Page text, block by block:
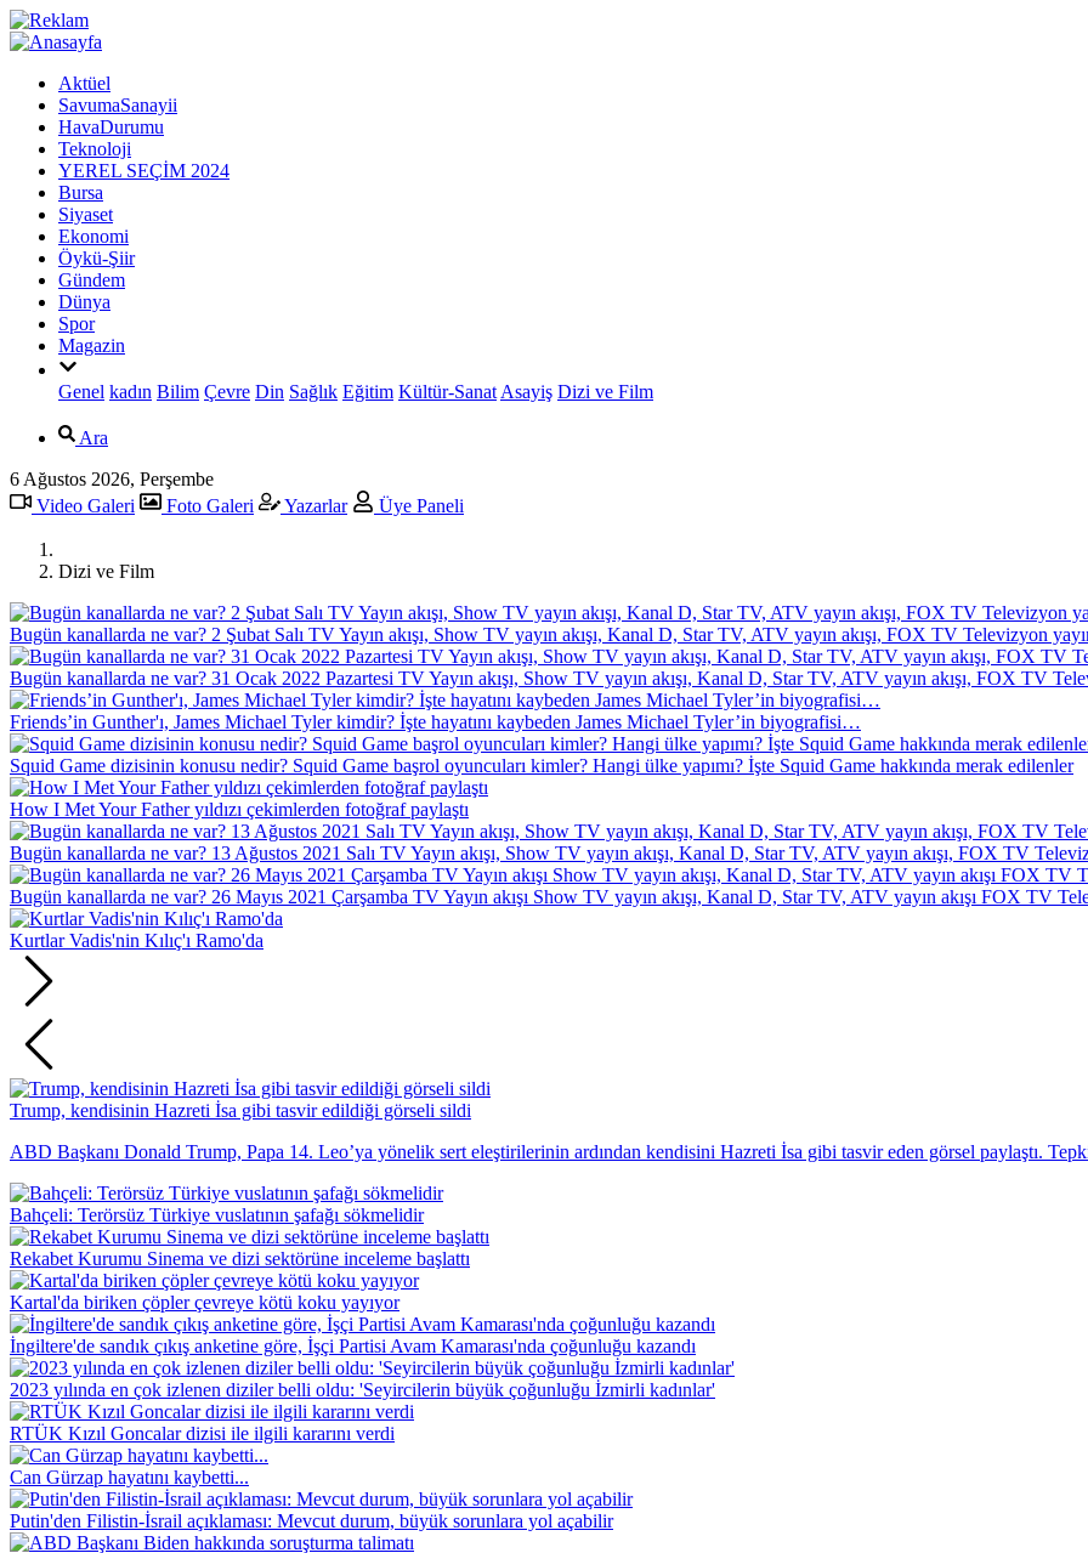
Aktüel
SavumaSanayii
HavaDurumu
Teknoloji
YEREL SEÇİM 2024
Bursa
Siyaset
Ekonomi
Öykü-Şiir
Gündem
Dünya
Spor
Magazin
Genel kadın Bilim Çevre Din Sağlık Eğitim Kültür-Sanat Asayiş Dizi ve Film
Ara
6 Ağustos 2026, Perşembe
Video Galeri
Foto Galeri Yazarlar Üye Paneli
Dizi ve Film
Bugün kanallarda ne var? 2 Şubat Salı TV Yayın akışı, Show TV yayın akışı, Kanal D, Star TV, ATV yayın akışı, FOX TV Televizyon
Bugün kanallarda ne var? 31 Ocak 2022 Pazartesi TV Yayın akışı, Show TV yayın akışı, Kanal D, Star TV, ATV yayın akışı, FOX TV
Friends’in Gunther'ı, James Michael Tyler kimdir? İşte hayatını kaybeden James Michael Tyler’in biyografisi…
Squid Game dizisinin konusu nedir? Squid Game başrol oyuncuları kimler? Hangi ülke yapımı? İşte Squid Game hakkında merak edilenler
How I Met Your Father yıldızı çekimlerden fotoğraf paylaştı
Bugün kanallarda ne var? 13 Ağustos 2021 Salı TV Yayın akışı, Show TV yayın akışı, Kanal D, Star TV, ATV yayın akışı, FOX TV
Bugün kanallarda ne var? 26 Mayıs 2021 Çarşamba TV Yayın akışı Show TV yayın akışı, Kanal D, Star TV, ATV yayın akışı FOX TV
Kurtlar Vadis'nin Kılıç'ı Ramo'da
Trump, kendisinin Hazreti İsa gibi tasvir edildiği görseli sildi
ABD Başkanı Donald Trump, Papa 14. Leo’ya yönelik sert eleştirilerinin ardından kendisini Hazreti İsa gibi tasvir eden görsel paylaştı.
Bahçeli: Terörsüz Türkiye vuslatının şafağı sökmelidir
Rekabet Kurumu Sinema ve dizi sektörüne inceleme başlattı
Kartal'da biriken çöpler çevreye kötü koku yayıyor
İngiltere'de sandık çıkış anketine göre, İşçi Partisi Avam Kamarası'nda çoğunluğu kazandı
2023 yılında en çok izlenen diziler belli oldu: 'Seyircilerin büyük çoğunluğu İzmirli kadınlar'
RTÜK Kızıl Goncalar dizisi ile ilgili kararını verdi
Can Gürzap hayatını kaybetti...
Putin'den Filistin-İsrail açıklaması: Mevcut durum, büyük sorunlara yol açabilir